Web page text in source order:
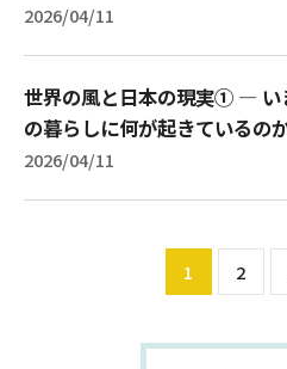
2026/04/11
世界の風と日本の現実① ― い
の暮らしに何が起きているの
2026/04/11
1 2